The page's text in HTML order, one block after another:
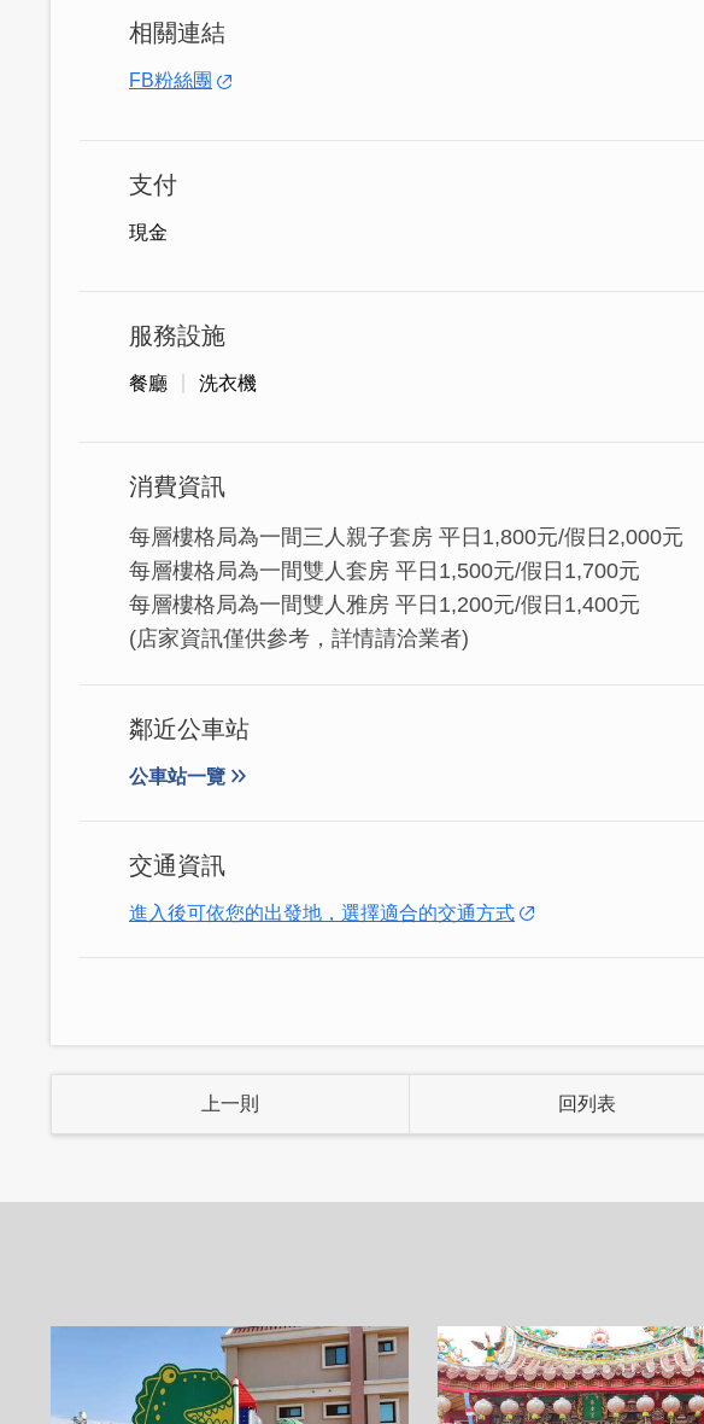
相關連結
FB粉絲團
支付
現金
服務設施
餐廳 洗衣機
消費資訊
每層樓格局為一間三人親子套房 平日1,800元/假日2,000元
每層樓格局為一間雙人套房 平日1,500元/假日1,700元
每層樓格局為一間雙人雅房 平日1,200元/假日1,400元
(店家資訊僅供參考，詳情請洽業者)
鄰近公車站
公車站一覽
交通資訊
進入後可依您的出發地，選擇適合的交通方式
上一則 回列表